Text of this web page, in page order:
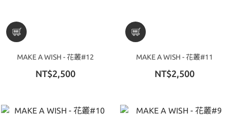
MAKE A WISH - 花叢#12
NT$2,500
MAKE A WISH - 花叢#11
NT$2,500